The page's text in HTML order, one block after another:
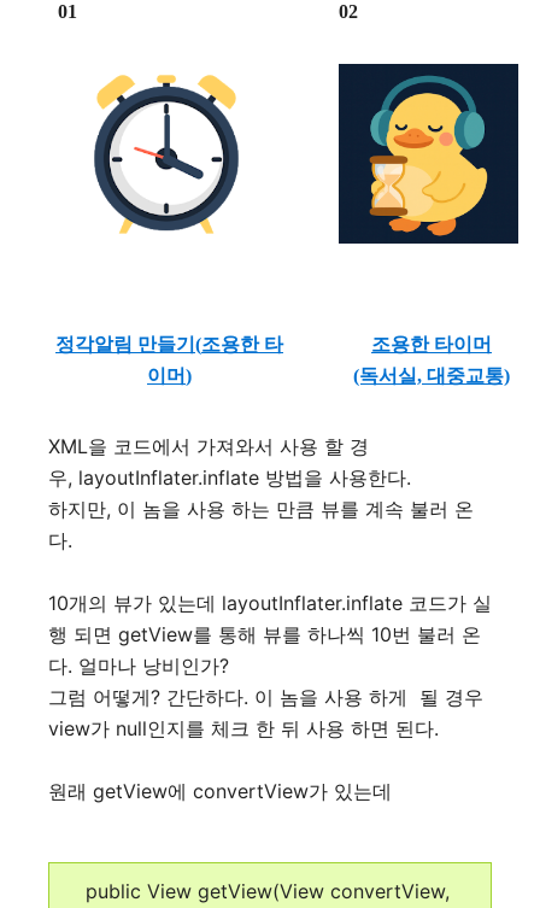
01 02
정각알림 만들기(조용한 타
이머)
조용한 타이머
(독서실, 대중교통)
XML을 코드에서 가져와서 사용 할 경
우, layoutInflater.inflate 방법을 사용한다.
하지만, 이 놈을 사용 하는 만큼 뷰를 계속 불러 온
다.
10개의 뷰가 있는데 layoutInflater.inflate 코드가 실
행 되면 getView를 통해 뷰를 하나씩 10번 불러 온
다. 얼마나 낭비인가?
그럼 어떻게? 간단하다. 이 놈을 사용 하게 될 경우
view가 null인지를 체크 한 뒤 사용 하면 된다.
원래 getView에 convertView가 있는데
public View getView(View convertView,